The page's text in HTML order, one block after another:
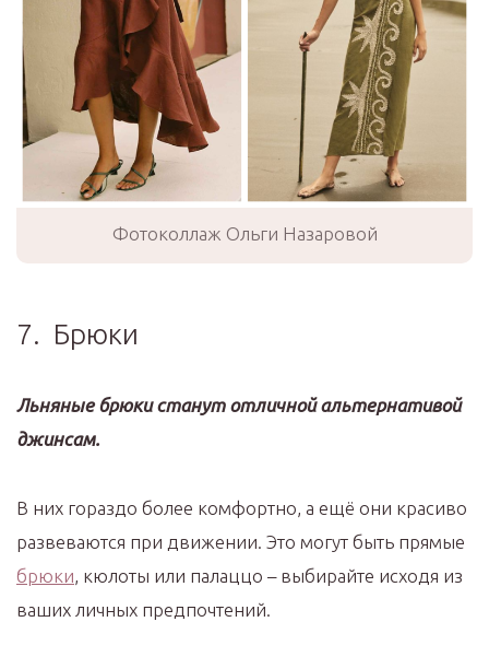
Фотоколлаж Ольги Назаровой
7. Брюки
Льняные брюки станут отличной альтернативой
джинсам.
В них гораздо более комфортно, а ещё они красиво
развеваются при движении. Это могут быть прямые
брюки , кюлоты или палаццо – выбирайте исходя из
ваших личных предпочтений.